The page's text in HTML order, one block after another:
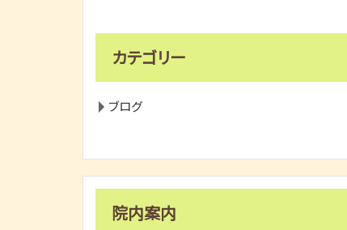
カテゴリー
ブログ
院内案内